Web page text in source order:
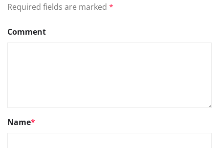
Required fields are marked *
Comment
Name*